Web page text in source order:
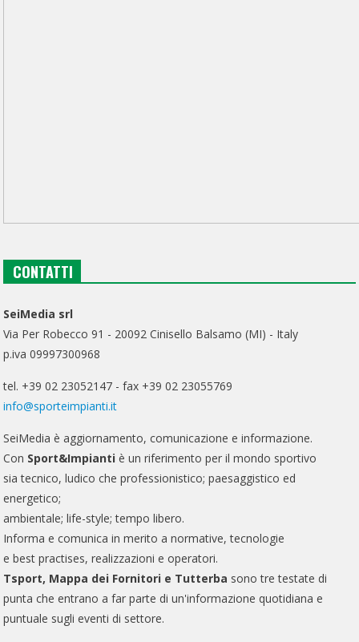
CONTATTI
SeiMedia srl
Via Per Robecco 91 - 20092 Cinisello Balsamo (MI) - Italy
p.iva 09997300968
tel. +39 02 23052147 - fax +39 02 23055769
info@sporteimpianti.it
SeiMedia è aggiornamento, comunicazione e informazione.
Con Sport&Impianti è un riferimento per il mondo sportivo
sia tecnico, ludico che professionistico; paesaggistico ed
energetico;
ambientale; life-style; tempo libero.
Informa e comunica in merito a normative, tecnologie
e best practises, realizzazioni e operatori.
Tsport, Mappa dei Fornitori e Tutterba sono tre testate di
punta che entrano a far parte di un'informazione quotidiana e
puntuale sugli eventi di settore.